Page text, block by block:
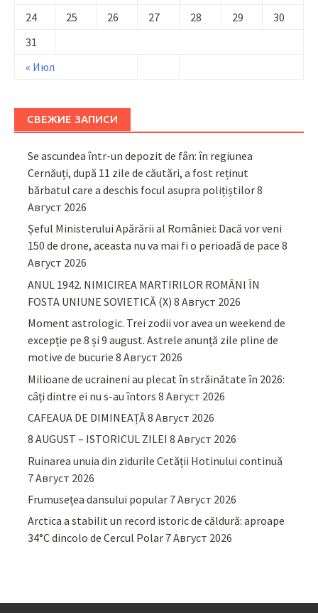
« Июл
24
25 26 27 28 29
30
31
СВЕЖИЕ ЗАПИСИ
Se ascundea într-un depozit de fân: în regiunea
Cernăuți, după 11 zile de căutări, a fost reținut
bărbatul care a deschis focul asupra polițiștilor8
Август 2026
Șeful Ministerului Apărării al României: Dacă vor veni
150 de drone, aceasta nu va mai fi o perioadă de pace 8
Август 2026
ANUL 1942. NIMICIREA MARTIRILOR ROMÂNI ÎN
FOSTA UNIUNE SOVIETICĂ (X) 8 Август 2026
Moment astrologic. Trei zodii vor avea un weekend de
excepție pe 8 și 9 august. Astrele anunță zile pline de
motive de bucurie 8 Август 2026
Milioane de ucraineni au plecat în străinătate în 2026:
câți dintre ei nu s-au întors 8 Август 2026
CAFEAUA DE DIMINEAȚĂ8 Август 2026
8 AUGUST – ISTORICUL ZILEI 8 Август 2026
Ruinarea unuia din zidurile Cetății Hotinului continuă
7 Август 2026
Frumusețea dansului popular 7 Август 2026
Arctica a stabilit un record istoric de căldură: aproape
34°C dincolo de Cercul Polar 7 Август 2026